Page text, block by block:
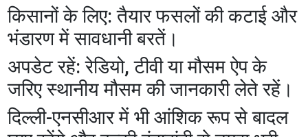
​किसानों के लिए: तैयार फसलों की कटाई और
भंडारण में सावधानी बरतें।
​अपडेट रहें: रेडियो, टीवी या मौसम ऐप के
जरिए स्थानीय मौसम की जानकारी लेते रहें।
​दिल्ली-एनसीआर में भी आंशिक रूप से बादल